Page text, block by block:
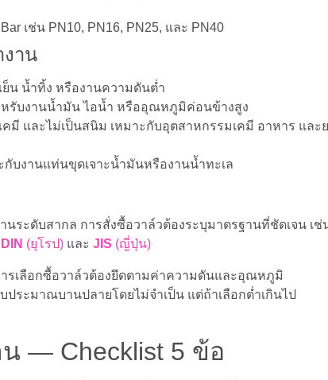
เช่น PN10, PN16, PN25, และ PN40
งาน
ย็น น้ำทิ้ง หรืองานความดันต่ำ
หรับงานน้ำมัน ไอน้ำ หรืออุณหภูมิค่อนข้างสูง
มี และไม่เป็นสนิม เหมาะกับอุตสาหกรรมเคมี อาหาร และ
บงานแท่นขุดเจาะน้ำมันหรืองานน้ำทะเล
ระดับสากล การสั่งซื้อวาล์วต้องระบุมาตรฐานที่ชัดเจน เช่
DIN (ยุโรป) และ JIS (ญี่ปุ่น)
ารเลือกซื้อวาล์วต้องยึดตามค่าความดันและอุณหภูมิ
ประมาณบานปลายโดยไม่จำเป็น แต่ถ้าเลือกต่ำเกินไป
น — Checklist 5 ข้อ